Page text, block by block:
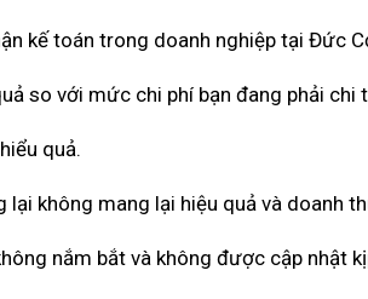
kế toán trong doanh nghiệp tại Đức
so với mức chi phí bạn đang phải chi
quả.
không mang lại hiệu quả và doanh
nắm bắt và không được cập nhật